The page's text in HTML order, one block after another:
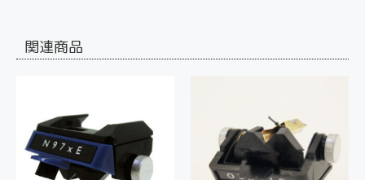
関連商品